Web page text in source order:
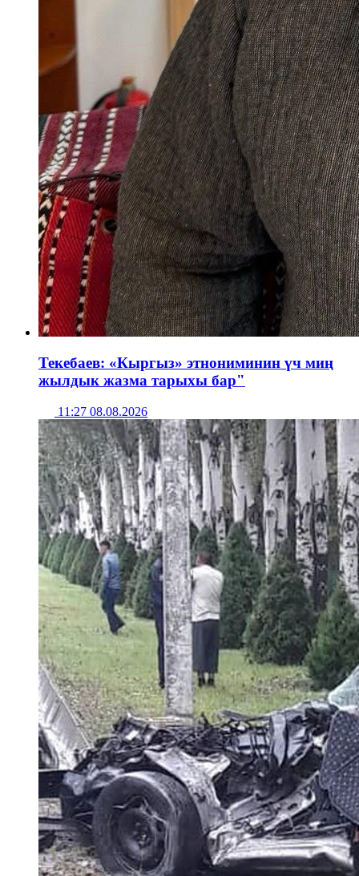
Текебаев: «Кыргыз» этнониминин үч миң
жылдык жазма тарыхы бар"
11:27 08.08.2026